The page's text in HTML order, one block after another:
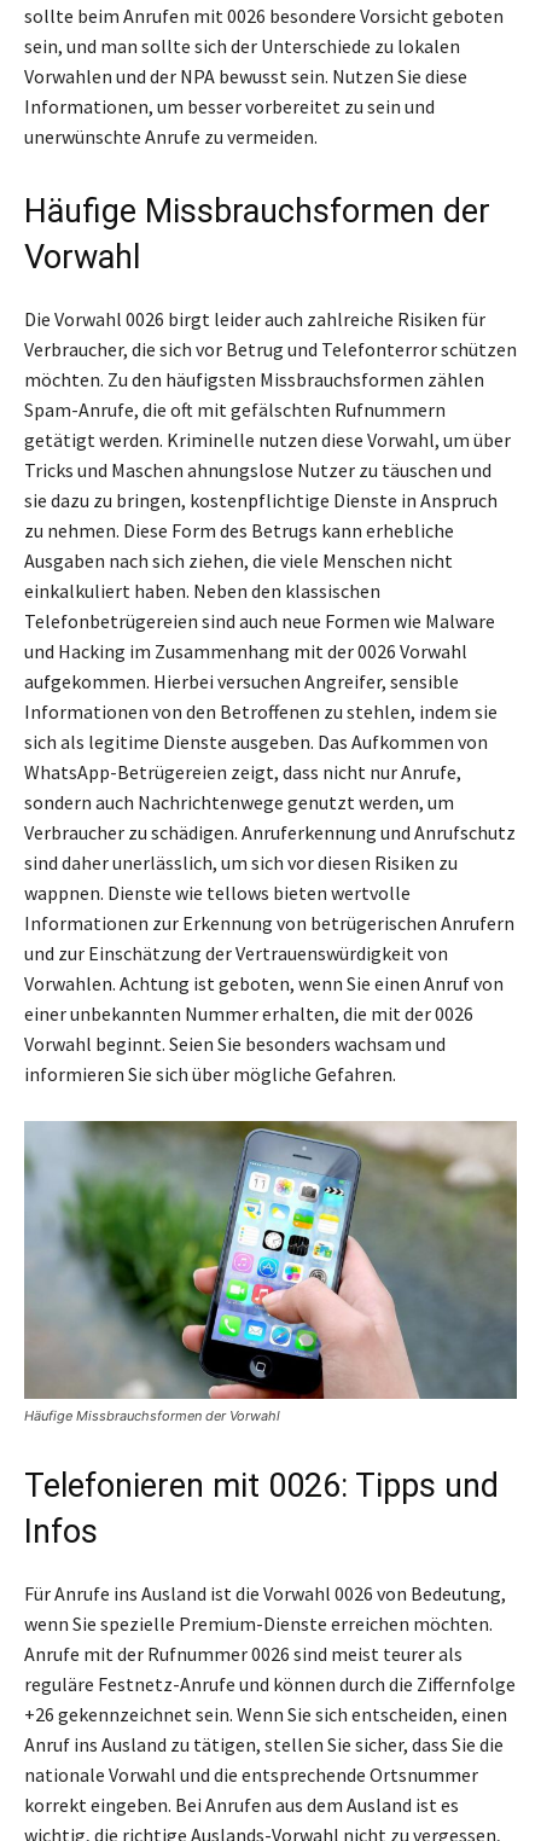
sollte beim Anrufen mit 0026 besondere Vorsicht geboten
sein, und man sollte sich der Unterschiede zu lokalen
Vorwahlen und der NPA bewusst sein. Nutzen Sie diese
Informationen, um besser vorbereitet zu sein und
unerwünschte Anrufe zu vermeiden.
Häufige Missbrauchsformen der
Vorwahl
Die Vorwahl 0026 birgt leider auch zahlreiche Risiken für
Verbraucher, die sich vor Betrug und Telefonterror schützen
möchten. Zu den häufigsten Missbrauchsformen zählen
Spam-Anrufe, die oft mit gefälschten Rufnummern
getätigt werden. Kriminelle nutzen diese Vorwahl, um über
Tricks und Maschen ahnungslose Nutzer zu täuschen und
sie dazu zu bringen, kostenpflichtige Dienste in Anspruch
zu nehmen. Diese Form des Betrugs kann erhebliche
Ausgaben nach sich ziehen, die viele Menschen nicht
einkalkuliert haben. Neben den klassischen
Telefonbetrügereien sind auch neue Formen wie Malware
und Hacking im Zusammenhang mit der 0026 Vorwahl
aufgekommen. Hierbei versuchen Angreifer, sensible
Informationen von den Betroffenen zu stehlen, indem sie
sich als legitime Dienste ausgeben. Das Aufkommen von
WhatsApp-Betrügereien zeigt, dass nicht nur Anrufe,
sondern auch Nachrichtenwege genutzt werden, um
Verbraucher zu schädigen. Anruferkennung und Anrufschutz
sind daher unerlässlich, um sich vor diesen Risiken zu
wappnen. Dienste wie tellows bieten wertvolle
Informationen zur Erkennung von betrügerischen Anrufern
und zur Einschätzung der Vertrauenswürdigkeit von
Vorwahlen. Achtung ist geboten, wenn Sie einen Anruf von
einer unbekannten Nummer erhalten, die mit der 0026
Vorwahl beginnt. Seien Sie besonders wachsam und
informieren Sie sich über mögliche Gefahren.
Häufige Missbrauchsformen der Vorwahl
Telefonieren mit 0026: Tipps und
Infos
Für Anrufe ins Ausland ist die Vorwahl 0026 von Bedeutung,
wenn Sie spezielle Premium-Dienste erreichen möchten.
Anrufe mit der Rufnummer 0026 sind meist teurer als
reguläre Festnetz-Anrufe und können durch die Ziffernfolge
+26 gekennzeichnet sein. Wenn Sie sich entscheiden, einen
Anruf ins Ausland zu tätigen, stellen Sie sicher, dass Sie die
nationale Vorwahl und die entsprechende Ortsnummer
korrekt eingeben. Bei Anrufen aus dem Ausland ist es
wichtig, die richtige Auslands-Vorwahl nicht zu vergessen,